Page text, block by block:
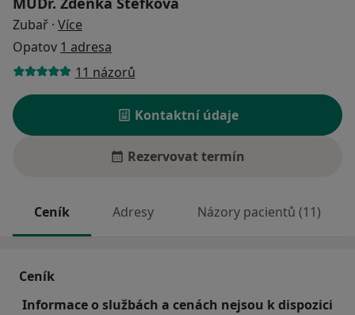
Zubař · Více
Opatov 1 adresa
11 názorů
Kontaktní údaje
Rezervovat termín
Ceník Adresy Názory pacientů (11)
Ceník
Informace o službách a cenách nejsou k dispozici